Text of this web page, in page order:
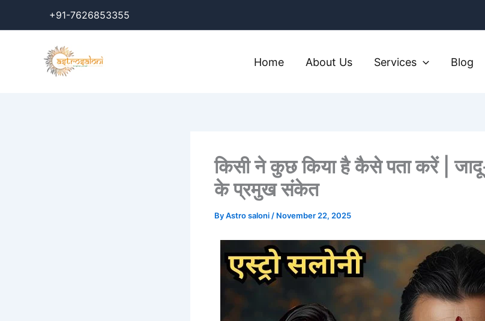
+91-7626853355
Home About Us Services Blog
किसी ने कुछ किया है कैसे पता करें |
के प्रमुख संकेत
ByAstro saloni / November 22, 2025